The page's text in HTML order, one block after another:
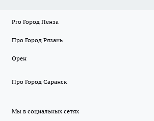
Pro Город Пенза
Про Город Рязань
Орен
Про Город Саранск
Мы в социальных сетях